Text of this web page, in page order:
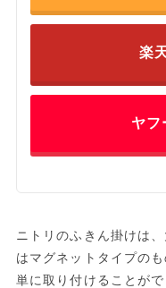
楽
ヤフ
ニトリのふきん掛けは
はマグネットタイプの
単に取り付けることが